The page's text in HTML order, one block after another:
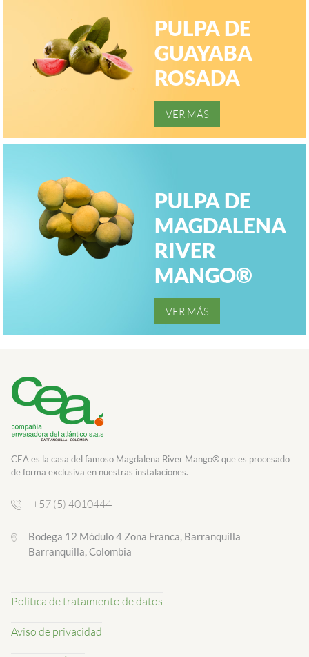
PULPA DE
GUAYABA
ROSADA
PULPA DE
MAGDALENA
RIVER
MANGO®
CEA es la casa del famoso Magdalena River Mango® que es procesado
de forma exclusiva en nuestras instalaciones.
+57 (5) 4010444
Bodega 12 Módulo 4 Zona Franca, Barranquilla
Barranquilla, Colombia
Política de tratamiento de datos
Aviso de privacidad